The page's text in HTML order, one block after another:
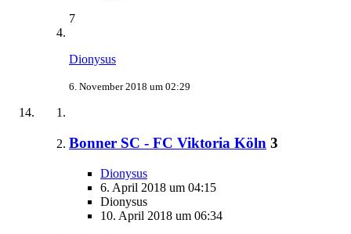
7
Dionysus
6. November 2018 um 02:29
Bonner SC - FC Viktoria Köln 3
Dionysus
6. April 2018 um 04:15
Dionysus
10. April 2018 um 06:34